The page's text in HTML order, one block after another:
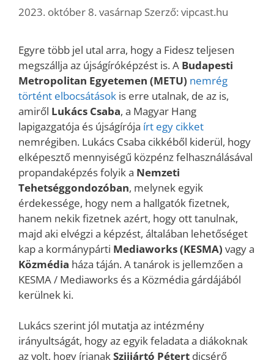
2023. október 8. vasárnap Szerző: vipcast.hu
Egyre több jel utal arra, hogy a Fidesz teljesen
megszállja az újságíróképzést is. A Budapesti
Metropolitan Egyetemen (METU) nemrég
történt elbocsátások is erre utalnak, de az is,
amiről Lukács Csaba, a Magyar Hang
lapigazgatója és újságírója írt egy cikket
nemrégiben. Lukács Csaba cikkéből kiderül, hogy
elképesztő mennyiségű közpénz felhasználásával
propandaképzés folyik a Nemzeti
Tehetséggondozóban, melynek egyik
érdekessége, hogy nem a hallgatók fizetnek,
hanem nekik fizetnek azért, hogy ott tanulnak,
majd aki elvégzi a képzést, általában lehetőséget
kap a kormánypárti Mediaworks (KESMA) vagy a
Közmédia háza táján. A tanárok is jellemzően a
KESMA / Mediaworks és a Közmédia gárdájából
kerülnek ki.
Lukács szerint jól mutatja az intézmény
irányultságát, hogy az egyik feladata a diákoknak
az volt, hogy írjanakSzijjártó Pétert dicsérő